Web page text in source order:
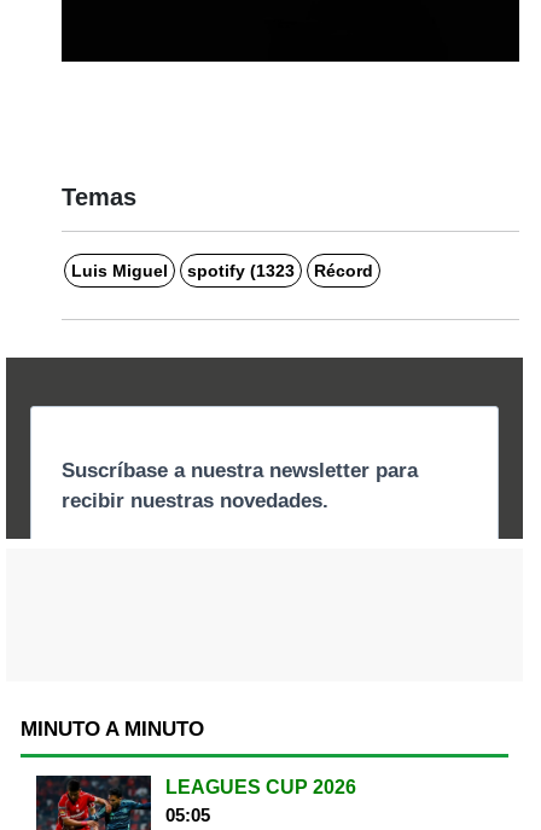
Temas
Luis Miguel spotify (1323 Récord
MINUTO A MINUTO
LEAGUES CUP 2026
05:05